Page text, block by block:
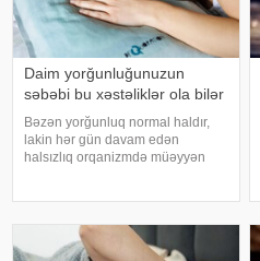
Daim yorğunluğunuzun
səbəbi bu xəstəliklər ola bilər
Bəzən yorğunluq normal haldır,
lakin hər gün davam edən
halsızlıq orqanizmdə müəyyən
qan azlığı, qalxanabənzər vəz
xəstəlikləri, şəkərl